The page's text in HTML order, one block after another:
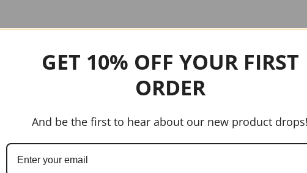
GET 10% OFF YOUR FIRST
ORDER
And be the first to hear about our new product